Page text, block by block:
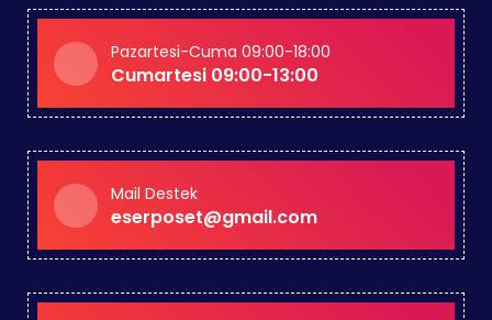
Pazartesi-Cuma 09:00-18:00
Cumartesi 09:00-13:00
Mail Destek
eserposet@gmail.com